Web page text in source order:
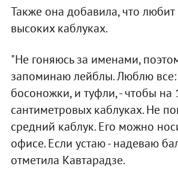
Также она добавила, что любит
высоких каблуках.
"Не гоняюсь за именами,
запоминаю лейблы. Люблю
босоножки, и туфли, - чтобы на
сантиметровых каблуках. Не
средний каблук. Его можно
офисе. Если устаю - надеваю
отметила Кавтарадзе.